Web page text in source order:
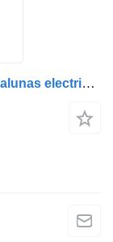
Motor Regulator de Geam Dreapta elevalunas electrico para MAN 13305-992.9 camión